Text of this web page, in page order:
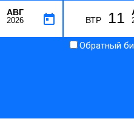
АВГ
2026 ВТР 11
Обратный